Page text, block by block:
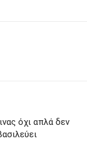
όχι απλά δεν